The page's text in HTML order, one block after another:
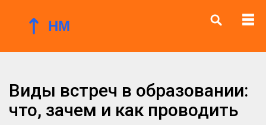
Виды встреч в образовании:
что, зачем и как проводить